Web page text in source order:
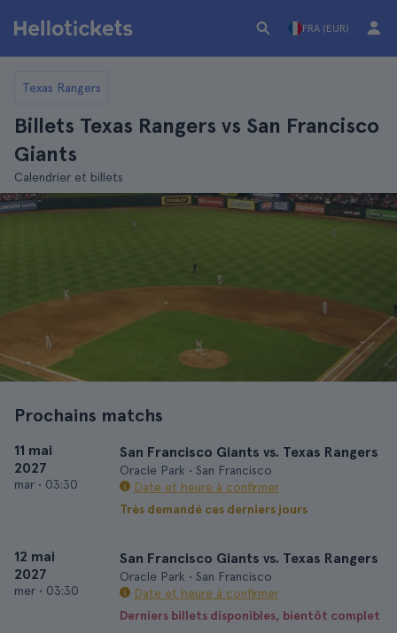
FRA (EUR)
Texas Rangers
Billets Texas Rangers vs San Francisco
Giants
Calendrier et billets
Prochains matchs
11 mai
2027
mar • 03:30
San Francisco Giants vs. Texas Rangers
Oracle Park • San Francisco
Date et heure à confirmer
Très demandé ces derniers jours
12 mai
2027
mer • 03:30
San Francisco Giants vs. Texas Rangers
Oracle Park • San Francisco
Date et heure à confirmer
Derniers billets disponibles, bientôt complet